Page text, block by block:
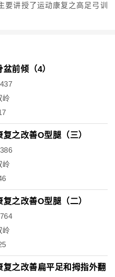
要讲授了运动康复之高足弓训
前倾（4）
岭
复之改善O型腿（三）
岭
复之改善O型腿（二）
岭
复之改善扁平足和拇指外翻